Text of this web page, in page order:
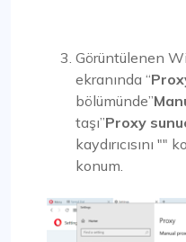
Görüntülenen
ekranında “
bölümünde”
taşı”Proxy
kaydırıcısını ""
konum.